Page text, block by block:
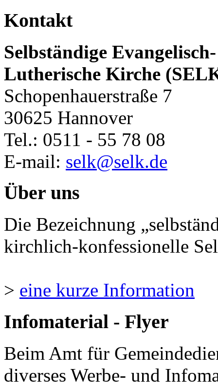
Kontakt
Selbständige Evangelisch-
Lutherische Kirche
Schopenhauerstraße 7
30625 Hannover
Tel.: 0511 - 55 78 08
E-mail: selk@selk.de
Über uns
Die Bezeichnung
kirchlich-konfessionelle
> eine kurze Information
Infomaterial - Flyer
Beim Amt für
diverses Werbe- und